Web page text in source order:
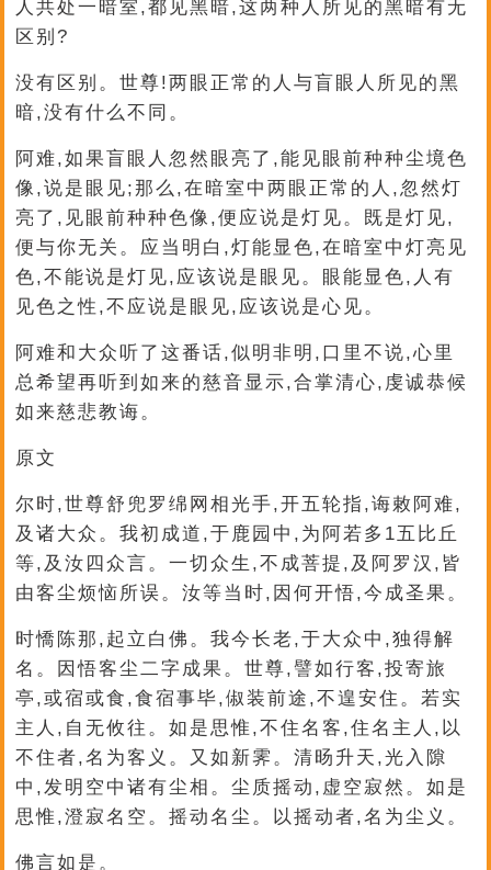
人共处一暗室,都见黑暗,这两种人所见的黑暗有无
区别?
没有区别。世尊!两眼正常的人与盲眼人所见的黑
暗,没有什么不同。
阿难,如果盲眼人忽然眼亮了,能见眼前种种尘境色
像,说是眼见;那么,在暗室中两眼正常的人,忽然灯
亮了,见眼前种种色像,便应说是灯见。既是灯见,
便与你无关。应当明白,灯能显色,在暗室中灯亮见
色,不能说是灯见,应该说是眼见。眼能显色,人有
见色之性,不应说是眼见,应该说是心见。
阿难和大众听了这番话,似明非明,口里不说,心里
总希望再听到如来的慈音显示,合掌清心,虔诚恭候
如来慈悲教诲。
原文
尔时,世尊舒兜罗绵网相光手,开五轮指,诲敕阿难,
及诸大众。我初成道,于鹿园中,为阿若多1五比丘
等,及汝四众言。一切众生,不成菩提,及阿罗汉,皆
由客尘烦恼所误。汝等当时,因何开悟,今成圣果。
时憍陈那,起立白佛。我今长老,于大众中,独得解
名。因悟客尘二字成果。世尊,譬如行客,投寄旅
亭,或宿或食,食宿事毕,俶装前途,不遑安住。若实
主人,自无攸往。如是思惟,不住名客,住名主人,以
不住者,名为客义。又如新霁。清旸升天,光入隙
中,发明空中诸有尘相。尘质摇动,虚空寂然。如是
思惟,澄寂名空。摇动名尘。以摇动者,名为尘义。
佛言如是。